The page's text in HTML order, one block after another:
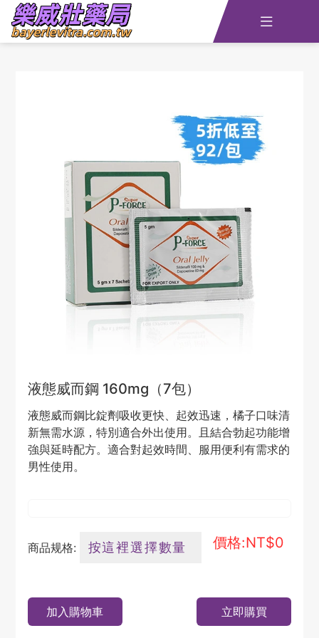

全部藥品
液態威而鋼 160mg（7包）
液態威而鋼比錠劑吸收更快、起效迅速，橘子口味清
新無需水源，特別適合外出使用。且結合勃起功能增
強與延時配方。適合對起效時間、服用便利有需求的
男性使用。
商品规格: 價格:NT$0
加入購物車 立即購買